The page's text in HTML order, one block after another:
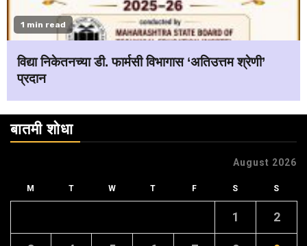
1 min read
विद्या निकेतनच्या डी. फार्मसी विभागास ‘अतिउत्तम श्रेणी’
प्रदान
बातमी शोधा
August 2026
M T W T F S S
1 2